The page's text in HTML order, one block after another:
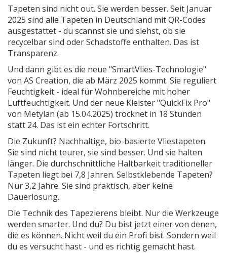
Tapeten sind nicht out. Sie werden besser. Seit Januar
2025 sind alle Tapeten in Deutschland mit QR-Codes
ausgestattet - du scannst sie und siehst, ob sie
recycelbar sind oder Schadstoffe enthalten. Das ist
Transparenz.
Und dann gibt es die neue "SmartVlies-Technologie"
von AS Creation, die ab März 2025 kommt. Sie reguliert
Feuchtigkeit - ideal für Wohnbereiche mit hoher
Luftfeuchtigkeit. Und der neue Kleister "QuickFix Pro"
von Metylan (ab 15.04.2025) trocknet in 18 Stunden
statt 24. Das ist ein echter Fortschritt.
Die Zukunft? Nachhaltige, bio-basierte Vliestapeten.
Sie sind nicht teurer, sie sind besser. Und sie halten
länger. Die durchschnittliche Haltbarkeit traditioneller
Tapeten liegt bei 7,8 Jahren. Selbstklebende Tapeten?
Nur 3,2 Jahre. Sie sind praktisch, aber keine
Dauerlösung.
Die Technik des Tapezierens bleibt. Nur die Werkzeuge
werden smarter. Und du? Du bist jetzt einer von denen,
die es können. Nicht weil du ein Profi bist. Sondern weil
du es versucht hast - und es richtig gemacht hast.